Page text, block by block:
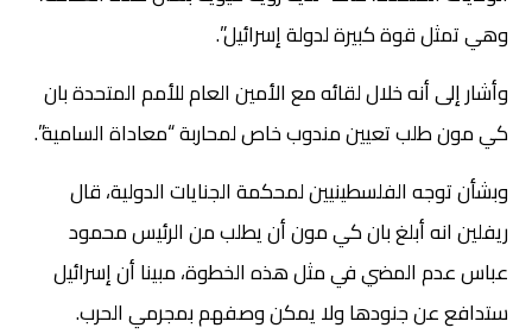
وهي تمثل قوة كبيرة لدولة إسرائيل”.
وأشار إلى أنه خلال لقائه مع الأمين العام للأمم المتحدة بان
كي مون طلب تعيين مندوب خاص لمحاربة “معاداة السامية”.
وبشأن توجه الفلسطينيين لمحكمة الجنايات الدولية، قال
ريفلين انه أبلغ بان كي مون أن يطلب من الرئيس محمود
عباس عدم المضي في مثل هذه الخطوة، مبينا أن إسرائيل
ستدافع عن جنودها ولا يمكن وصفهم بمجرمي الحرب.